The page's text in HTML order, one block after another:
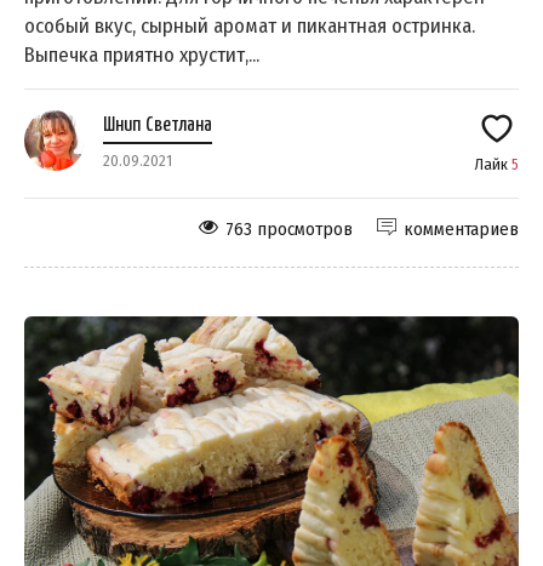
особый вкус, сырный аромат и пикантная остринка.
Выпечка приятно хрустит,...
Шнип Светлана
20.09.2021 Лайк 5
комментариев
763 просмотров